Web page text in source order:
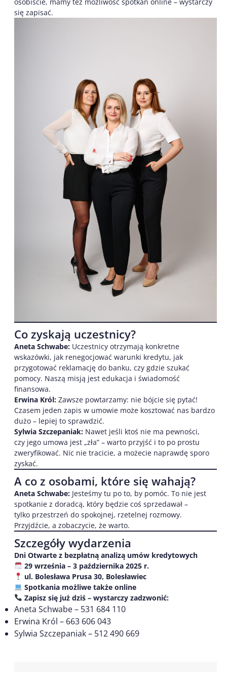
się zapisać.
Co zyskają uczestnicy?
Aneta Schwabe: Uczestnicy otrzymają konkretne
wskazówki, jak renegocjować warunki kredytu, jak
przygotować reklamację do banku, czy gdzie szukać
pomocy. Naszą misją jest edukacja i świadomość
finansowa.
Erwina Król: Zawsze powtarzamy: nie bójcie się pytać!
Czasem jeden zapis w umowie może kosztować nas bardzo
dużo – lepiej to sprawdzić.
Sylwia Szczepaniak: Nawet jeśli ktoś nie ma pewności,
czy jego umowa jest „zła” – warto przyjść i to po prostu
zweryfikować. Nic nie tracicie, a możecie naprawdę sporo
zyskać.
A co z osobami, które się wahają?
Aneta Schwabe: Jesteśmy tu po to, by pomóc. To nie jest
spotkanie z doradcą, który będzie coś sprzedawał –
tylko przestrzeń do spokojnej, rzetelnej rozmowy.
Przyjdźcie, a zobaczycie, że warto.
Szczegóły wydarzenia
Dni Otwarte z bezpłatną analizą umów kredytowych
29 września – 3 października 2025 r.
ul. Bolesława Prusa 30, Bolesławiec
Spotkania możliwe także online
Zapisz się już dziś – wystarczy zadzwonić:
Aneta Schwabe – 531 684 110
Erwina Król – 663 606 043
Sylwia Szczepaniak – 512 490 669